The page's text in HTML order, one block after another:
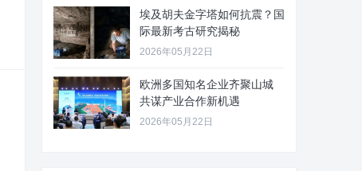
埃及胡夫金字塔如何抗震？国
际最新考古研究揭秘
2026年05月22日
欧洲多国知名企业齐聚山城
共谋产业合作新机遇
2026年05月22日